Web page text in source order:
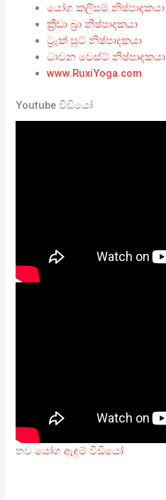
යෝග කලිසම් නිෂ්පාදකයා
ක්‍රීඩා බ්‍රා නිෂ්පාදකයා
ට්‍රැක් සූට් නිෂ්පාදකයා
ධාවන වෙස්ට් නිෂ්පාදකයා
www.RuxiYoga.com
Youtube වීඩියෝ
තවයෝග ඇඳුම් වීඩියෝ